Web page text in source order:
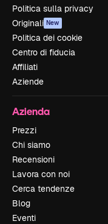
Politica sulla privacy
Originali New
Politica dei cookie
Centro di fiducia
Affiliati
Aziende
Azienda
Prezzi
Chi siamo
Recensioni
Lavora con noi
Cerca tendenze
Blog
Eventi